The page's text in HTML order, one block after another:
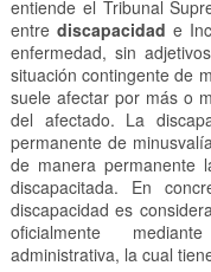
entiende el Tribunal
entre discapacidad e
enfermedad, sin
situación contingente de
suele afectar por más o
del afectado. La
permanente de
de manera permanente
discapacitada. En
discapacidad es
oficialmente
administrativa, la cual